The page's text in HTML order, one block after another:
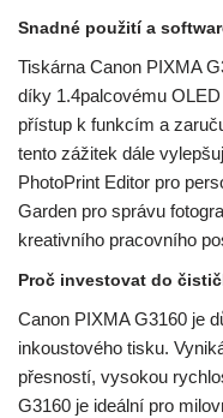
Snadné použití a
Tiskárna Canon PIXMA
díky 1.4palcovému
přístup k funkcím a
tento zážitek dále
PhotoPrint Editor pro
Garden pro správu
kreativního pracovního
Proč investovat do
Canon PIXMA G3160 je
inkoustového tisku.
přesností, vysokou
G3160 je ideální pro